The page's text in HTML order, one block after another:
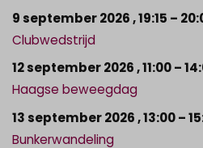
9 september 2026,19:15 –
Clubwedstrijd
12 september 2026,11:00–
Haagse beweegdag
13 september 2026,13:00–
Bunkerwandeling